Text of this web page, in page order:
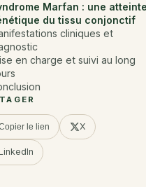
Marfan : une atteinte
du tissu conjonctif
cliniques et
en charge et suivi au long
le lien X